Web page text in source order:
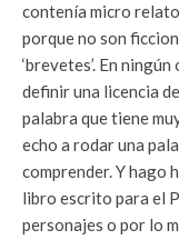
contenía micro
porque no son
‘brevetes’. En
definir una licencia
palabra que tiene
echo a rodar una
comprender. Y hago
libro escrito para el
personajes o por lo